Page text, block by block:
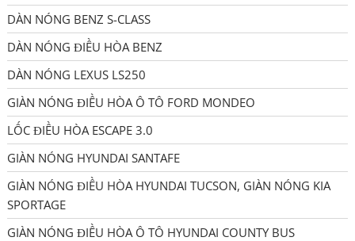
DÀN NÓNG BENZ S-CLASS
DÀN NÓNG ĐIỀU HÒA BENZ
DÀN NÓNG LEXUS LS250
GIÀN NÓNG ĐIỀU HÒA Ô TÔ FORD MONDEO
LỐC ĐIỀU HÒA ESCAPE 3.0
GIÀN NÓNG HYUNDAI SANTAFE
GIÀN NÓNG ĐIỀU HÒA HYUNDAI TUCSON, GIÀN NÓNG KIA
SPORTAGE
GIÀN NÓNG ĐIỀU HÒA Ô TÔ HYUNDAI COUNTY BUS